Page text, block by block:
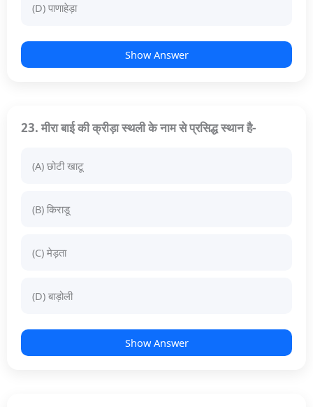
(D) पाणाहेड़ा
Show Answer
23. मीरा बाई की क्रीड़ा स्थली के नाम से प्रसिद्ध स्थान है-
(A) छोटी खाटू
(B) किराडू
(C) मेड़ता
(D) बाड़ोली
Show Answer